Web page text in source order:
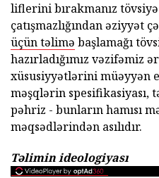
liflerini bırakmanız
çatışmazlığından əziyyət
üçün təlimə başlamağı
hazırladığımız
xüsusiyyətlərini müəyyən
məşqlərin spesifikasiyası,
pəhriz - bunların hamısı
məqsədlərindən asılıdır.
Təlimin ideologiyası